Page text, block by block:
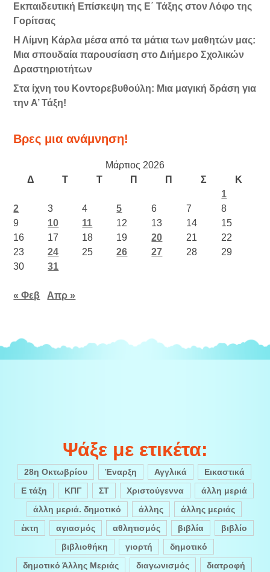
Εκπαιδευτική Επίσκεψη της Ε΄ Τάξης στον Λόφο της
Γορίτσας
Η Λίμνη Κάρλα μέσα από τα μάτια των μαθητών μας:
Μια σπουδαία παρουσίαση στο Διήμερο Σχολικών
Δραστηριοτήτων
Στα ίχνη του Κοντορεβυθούλη: Μια μαγική δράση για
την Α’ Τάξη!
Βρες μια ανάμνηση!
Μάρτιος 2026
Δ
Τ Τ Π Π Σ
Κ
1
2
3 4 5 6 7
8
9
10 11 12 13 14
15
16
17 18 19 20 21
22
23
24 25 26 27 28
29
30
31
« Φεβ Απρ »
Ψάξε με ετικέτα:
28η Οκτωβρίου Έναρξη Αγγλικά
Εικαστικά
Ε τάξη
ΚΠΓ ΣΤ Χριστούγεννα
άλλη μεριά
άλλη μεριά. δημοτικό
άλλης
άλλης μεριάς
έκτη
αγιασμός αθλητισμός βιβλία
βιβλίο
βιβλιοθήκη
γιορτή
δημοτικό
δημοτικό Άλλης Μεριάς
διαγωνισμός
διατροφή